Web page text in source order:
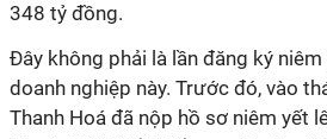
348 tỷ đồng.
Ðây không phải là lần đăng ký
doanh nghiệp này. Trước đó, vào
Thanh Hoá đã nộp hồ sơ niêm yết